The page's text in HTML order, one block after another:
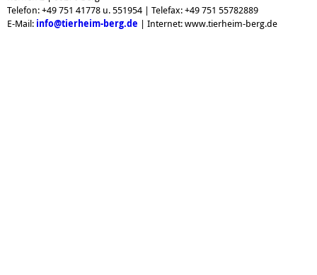
Telefon: +49 751 41778 u. 551954 | Telefax: +49 751 55782889
E-Mail: info@tierheim-berg.de | Internet: www.tierheim-berg.de